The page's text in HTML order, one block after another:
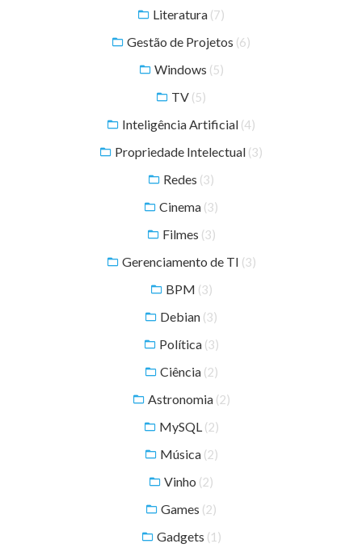
Literatura (7)
Gestão de Projetos (6)
Windows (5)
TV (5)
Inteligência Artificial (4)
Propriedade Intelectual (3)
Redes (3)
Cinema (3)
Filmes (3)
Gerenciamento de TI (3)
BPM (3)
Debian (3)
Política (3)
Ciência (2)
Astronomia (2)
MySQL (2)
Música (2)
Vinho (2)
Games (2)
Gadgets (1)